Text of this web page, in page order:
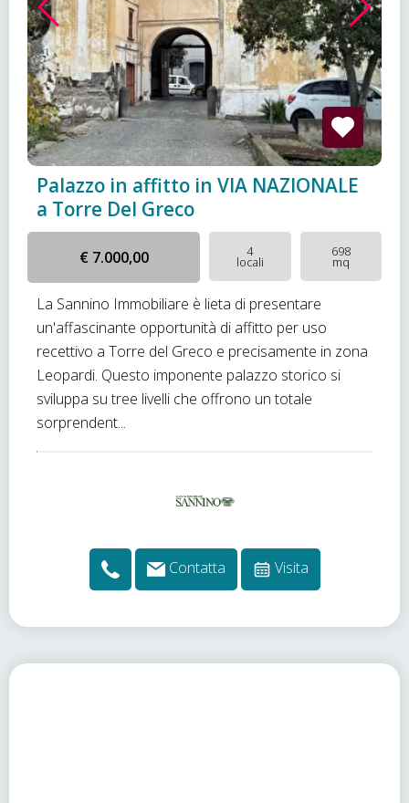
Palazzo in affitto in VIA NAZIONALE
a Torre Del Greco
€ 7.000,00 4
locali
698
mq
La Sannino Immobiliare è lieta di presentare
un'affascinante opportunità di affitto per uso
recettivo a Torre del Greco e precisamente in zona
Leopardi. Questo imponente palazzo storico si
sviluppa su tree livelli che offrono un totale
sorprendent...
Contatta Visita